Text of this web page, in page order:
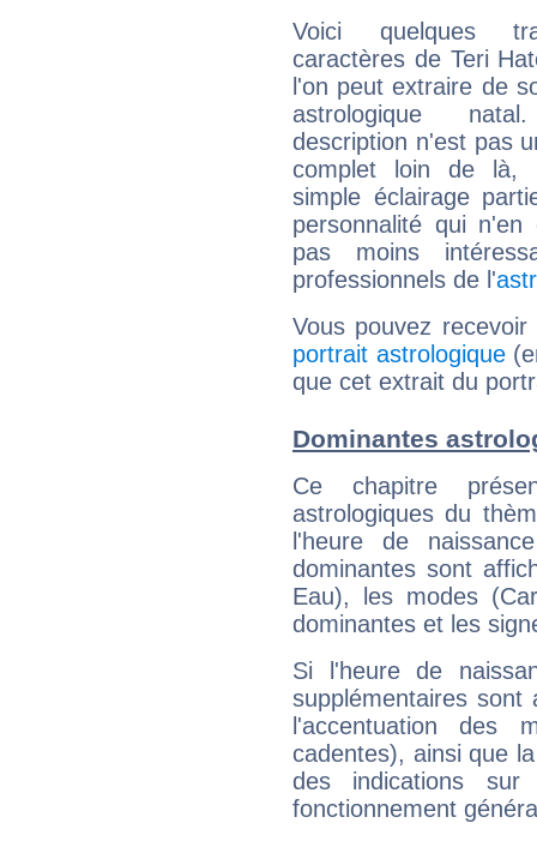
Voici quelques
caractères de Teri
l'on peut extraire de
astrologique
description n'est pas
complet loin de là,
simple éclairage
personnalité qui n'en
pas moins
professionnels de l'
Vous pouvez
portrait astrologique
que cet extrait du
Dominantes
Ce chapitre
astrologiques du
l'heure de
dominantes sont
Eau), les modes
dominantes et les
Si l'heure de
supplémentaires sont
l'accentuation des
cadentes), ainsi que
des indications sur
fonctionnement